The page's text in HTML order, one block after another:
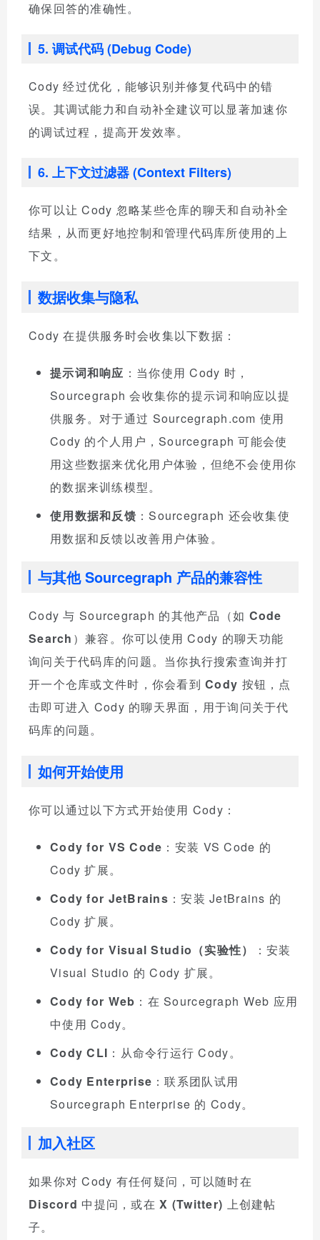
确保回答的准确性。
5. 调试代码 (Debug Code)
Cody 经过优化，能够识别并修复代码中的错
误。其调试能力和自动补全建议可以显著加速你
的调试过程，提高开发效率。
6. 上下文过滤器 (Context Filters)
你可以让 Cody 忽略某些仓库的聊天和自动补全
结果，从而更好地控制和管理代码库所使用的上
下文。
数据收集与隐私
Cody 在提供服务时会收集以下数据：
提示词和响应 ：当你使用 Cody 时，
Sourcegraph 会收集你的提示词和响应以提
供服务。对于通过 Sourcegraph.com 使用
Cody 的个人用户，Sourcegraph 可能会使
用这些数据来优化用户体验，但绝不会使用你
的数据来训练模型。
使用数据和反馈 ：Sourcegraph 还会收集使
用数据和反馈以改善用户体验。
与其他 Sourcegraph 产品的兼容性
Cody 与 Sourcegraph 的其他产品（如 Code
Search ）兼容。你可以使用 Cody 的聊天功能
询问关于代码库的问题。当你执行搜索查询并打
开一个仓库或文件时，你会看到Cody 按钮，点
击即可进入 Cody 的聊天界面，用于询问关于代
码库的问题。
如何开始使用
你可以通过以下方式开始使用 Cody：
Cody for VS Code ：安装 VS Code 的
Cody 扩展。
Cody for JetBrains ：安装 JetBrains 的
Cody 扩展。
Cody for Visual Studio（实验性）
：安装
Visual Studio 的 Cody 扩展。
Cody for Web ：在 Sourcegraph Web 应用
中使用 Cody。
Cody CLI ：从命令行运行 Cody。
Cody Enterprise ：联系团队试用
Sourcegraph Enterprise 的 Cody。
加入社区
如果你对 Cody 有任何疑问，可以随时在
Discord 中提问，或在X (Twitter) 上创建帖
子。